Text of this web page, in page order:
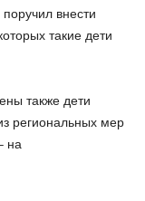
внести
такие дети
также дети
региональных мер
на